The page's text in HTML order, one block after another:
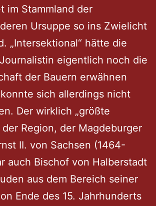
im Stammland der
Ursuppe so ins Zwielicht
„Intersektional“ hätte die
eigentlich noch die
der Bauern erwähnen
sich allerdings nicht
Der wirklich „größte
Region, der Magdeburger
II. von Sachsen (1464-
auch Bischof von Halberstadt
aus dem Bereich seiner
Ende des 15. Jahrhunderts